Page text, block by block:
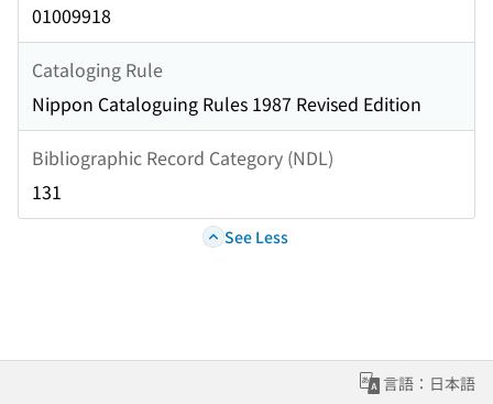
01009918
Cataloging Rule
Nippon Cataloguing Rules 1987 Revised Edition
Bibliographic Record Category (NDL)
131
See Less
言語：日本語